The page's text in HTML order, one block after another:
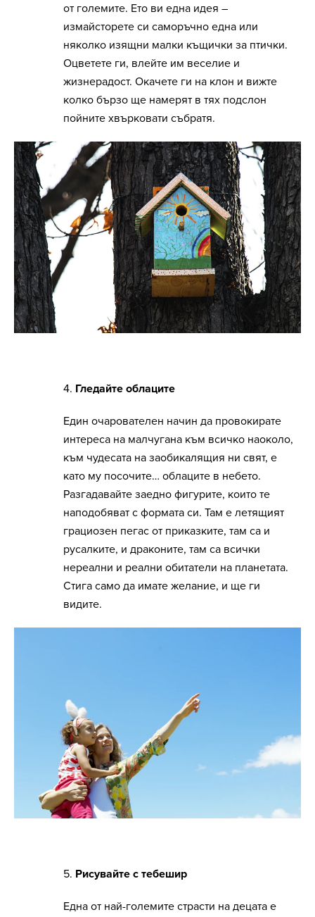
от големите. Ето ви една идея –
измайсторете си саморъчно една или
няколко изящни малки къщички за птички.
Оцветете ги, влейте им веселие и
жизнерадост. Окачете ги на клон и вижте
колко бързо ще намерят в тях подслон
пойните хвърковати събратя.
4. Гледайте облаците
Един очарователен начин да провокирате
интереса на малчугана към всичко наоколо,
към чудесата на заобикалящия ни свят, е
като му посочите… облаците в небето.
Разгадавайте заедно фигурите, които те
наподобяват с формата си. Там е летящият
грациозен пегас от приказките, там са и
русалките, и драконите, там са всички
нереални и реални обитатели на планетата.
Стига само да имате желание, и ще ги
видите.
5. Рисувайте с тебешир
Една от най-големите страсти на децата е